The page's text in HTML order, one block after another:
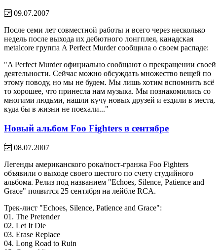
09.07.2007
После семи лет совместной работы и всего через несколько
недель после выхода их дебютного лонгплея, канадская
metalcore группа A Perfect Murder сообщила о своем распаде:
"A Perfect Murder официально сообщают о прекращении своей
деятельности. Сейчас можно обсуждать множество вещей по
этому поводу, но мы не будем. Мы лишь хотим вспомнить всё
то хорошее, что принесла нам музыка. Мы познакомились со
многими людьми, нашли кучу новых друзей и ездили в места,
куда бы в жизни не поехали..."
Новый альбом Foo Fighters в сентябре
08.07.2007
Легенды американского рока/пост-гранжа Foo Fighters
объявили о выходе своего шестого по счету студийного
альбома. Релиз под названием "Echoes, Silence, Patience and
Grace" появится 25 сентября на лейбле RCA.
Трек-лист "Echoes, Silence, Patience and Grace":
01. The Pretender
02. Let It Die
03. Erase Replace
04. Long Road to Ruin